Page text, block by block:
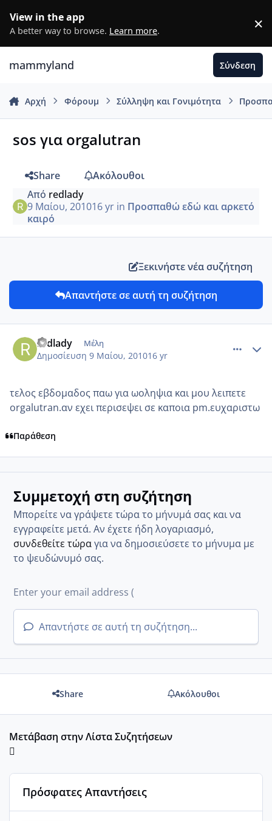
View in the app
A better way to browse. Learn more. ×
mammyland Σύνδεση
Αρχή Φόρουμ Σύλληψη και Γονιμότητα
sos για orgalutran
Share
Ακόλουθοι
Από redlady
9 Μαίου, 201016 yrin Προσπαθώ εδώ και αρκετό
καιρό
Ξεκινήστε νέα συζήτηση
Απαντήστε σε αυτή τη συζήτηση
redlady Μέλη
Δημοσίευση 9 Μαίου, 201016 yr
τελος εβδομαδος παω για ωοληψια και μου λειπετε
orgalutran.αν εχει περισεψει σε καποια pm.ευχαριστω
Παράθεση
Συμμετοχή στη συζήτηση
Μπορείτε να γράψετε τώρα το μήνυμά σας και να
εγγραφείτε μετά. Αν έχετε ήδη λογαριασμό,
συνδεθείτε τώραγια να δημοσιεύσετε το μήνυμα με
το ψευδώνυμό σας.
Απαντήστε σε αυτή τη συζήτηση...
Share Ακόλουθοι
Μετάβαση στην Λίστα Συζητήσεων
Πρόσφατες Απαντήσεις